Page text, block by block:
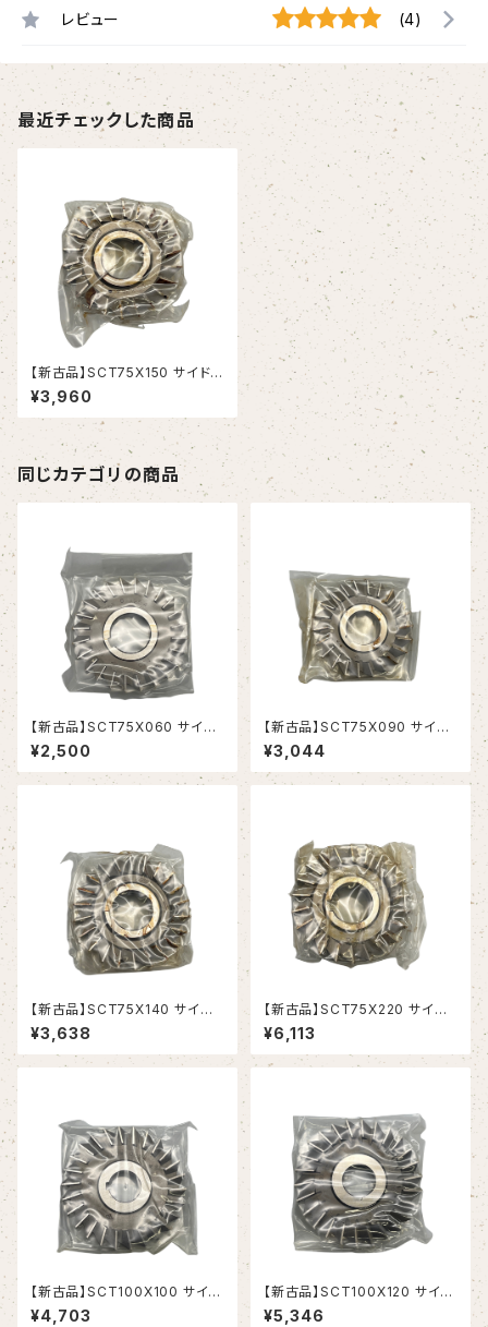
レビュー (4)
最近チェックした商品
【新古品】SCT75X150 サイドカ
ッター 75X15X25.4(岡崎精工）
¥3,960
同じカテゴリの商品
【新古品】SCT75X060 サイド
カッター 75X6X25.4(岡崎精
工）
¥2,500
【新古品】SCT75X090 サイド
カッター 75X9X25.4(岡崎精
工）
¥3,044
【新古品】SCT75X140 サイド
カッター 75X14X25.4(岡崎精
工）
¥3,638
【新古品】SCT75X220 サイド
カッター 75X22X25.4(岡崎精
工）
¥6,113
【新古品】SCT100X100 サイド
カッター 100X10X25.4(岡崎精
¥4,703
【新古品】SCT100X120 サイド
カッター 100X12X25.4(岡崎精
¥5,346